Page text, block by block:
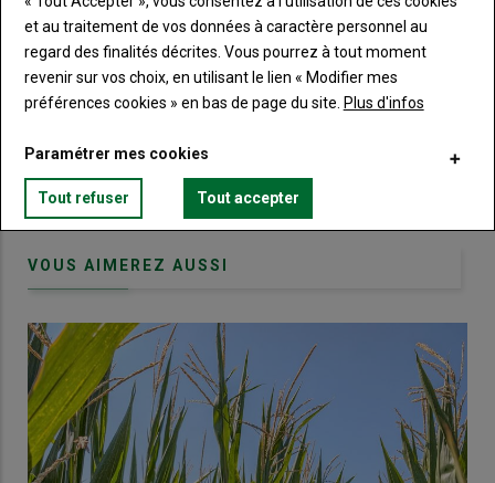
titre
TITRE CRÉEZ UN COMPTE
BodyChoisissez votre formule et créez votre
compte pour accéder à tout Terre de
Lien Créez un compte
VOUS AIMEREZ AUSSI
et au traitement de vos données à caractère personnel au
regard des finalités décrites. Vous pourrez à tout moment
revenir sur vos choix, en utilisant le lien « Modifier mes
préférences cookies » en bas de page du site. Plus d'infos
Paramétrer mes cookies
Tout refuser Tout accepter